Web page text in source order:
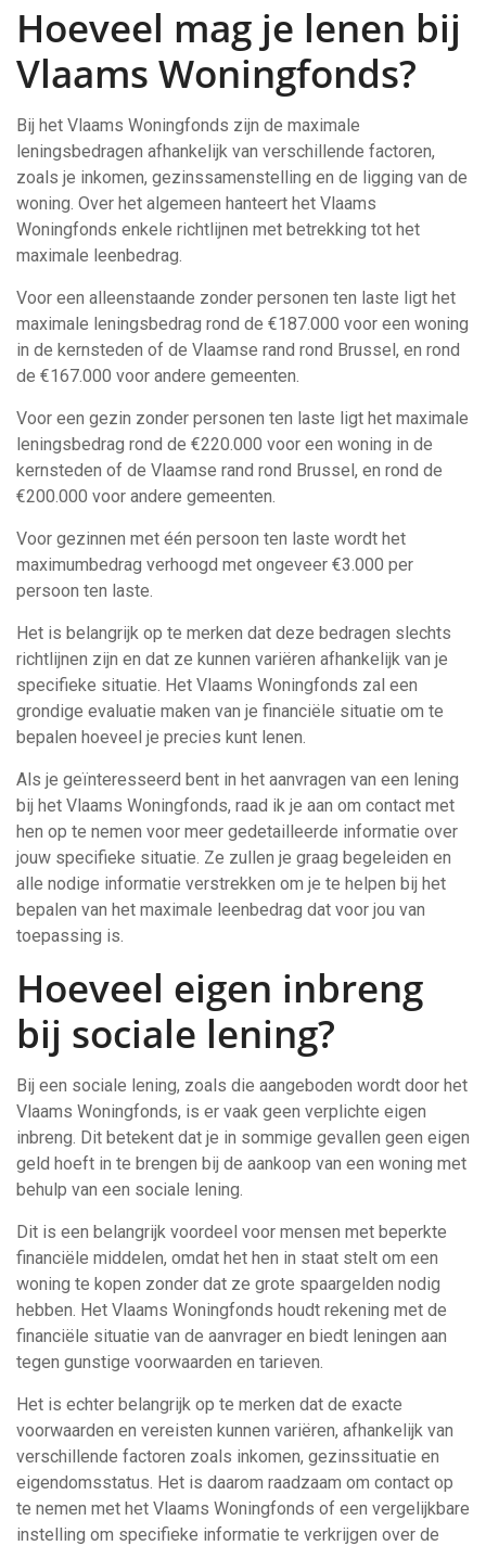
Hoeveel mag je lenen bij
Vlaams Woningfonds?
Bij het Vlaams Woningfonds zijn de maximale
leningsbedragen afhankelijk van verschillende factoren,
zoals je inkomen, gezinssamenstelling en de ligging van de
woning. Over het algemeen hanteert het Vlaams
Woningfonds enkele richtlijnen met betrekking tot het
maximale leenbedrag.
Voor een alleenstaande zonder personen ten laste ligt het
maximale leningsbedrag rond de €187.000 voor een woning
in de kernsteden of de Vlaamse rand rond Brussel, en rond
de €167.000 voor andere gemeenten.
Voor een gezin zonder personen ten laste ligt het maximale
leningsbedrag rond de €220.000 voor een woning in de
kernsteden of de Vlaamse rand rond Brussel, en rond de
€200.000 voor andere gemeenten.
Voor gezinnen met één persoon ten laste wordt het
maximumbedrag verhoogd met ongeveer €3.000 per
persoon ten laste.
Het is belangrijk op te merken dat deze bedragen slechts
richtlijnen zijn en dat ze kunnen variëren afhankelijk van je
specifieke situatie. Het Vlaams Woningfonds zal een
grondige evaluatie maken van je financiële situatie om te
bepalen hoeveel je precies kunt lenen.
Als je geïnteresseerd bent in het aanvragen van een lening
bij het Vlaams Woningfonds, raad ik je aan om contact met
hen op te nemen voor meer gedetailleerde informatie over
jouw specifieke situatie. Ze zullen je graag begeleiden en
alle nodige informatie verstrekken om je te helpen bij het
bepalen van het maximale leenbedrag dat voor jou van
toepassing is.
Hoeveel eigen inbreng
bij sociale lening?
Bij een sociale lening, zoals die aangeboden wordt door het
Vlaams Woningfonds, is er vaak geen verplichte eigen
inbreng. Dit betekent dat je in sommige gevallen geen eigen
geld hoeft in te brengen bij de aankoop van een woning met
behulp van een sociale lening.
Dit is een belangrijk voordeel voor mensen met beperkte
financiële middelen, omdat het hen in staat stelt om een
woning te kopen zonder dat ze grote spaargelden nodig
hebben. Het Vlaams Woningfonds houdt rekening met de
financiële situatie van de aanvrager en biedt leningen aan
tegen gunstige voorwaarden en tarieven.
Het is echter belangrijk op te merken dat de exacte
voorwaarden en vereisten kunnen variëren, afhankelijk van
verschillende factoren zoals inkomen, gezinssituatie en
eigendomsstatus. Het is daarom raadzaam om contact op
te nemen met het Vlaams Woningfonds of een vergelijkbare
instelling om specifieke informatie te verkrijgen over de